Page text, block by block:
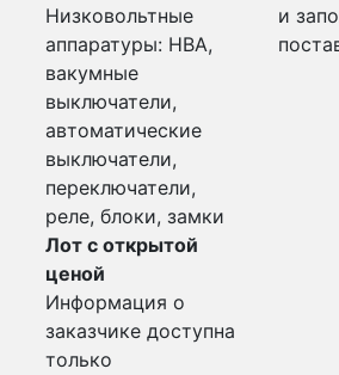
Низковольтные
аппаратуры: НВА,
вакумные
выключатели,
автоматические
выключатели,
переключатели,
реле, блоки, замки
Лот с открытой
ценой
Информация о
заказчике доступна
только
и